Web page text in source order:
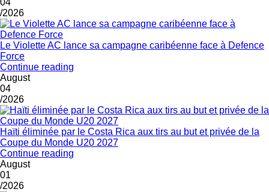
04
/2026
Le Violette AC lance sa campagne caribéenne face à Defence
Force
Continue reading
August
04
/2026
Haïti éliminée par le Costa Rica aux tirs au but et privée de la
Coupe du Monde U20 2027
Continue reading
August
01
/2026